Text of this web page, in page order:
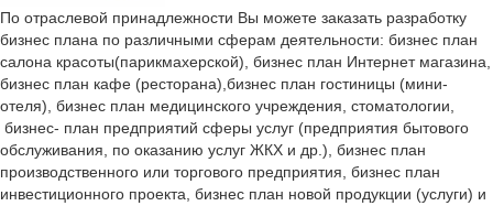
По отраслевой принадлежности Вы можете заказать разработку
бизнес плана по различными сферам деятельности: бизнес план
салона красоты(парикмахерской), бизнес план Интернет магазина,
бизнес план кафе (ресторана),бизнес план гостиницы (мини-
отеля), бизнес план медицинского учреждения, стоматологии,
бизнес- план предприятий сферы услуг (предприятия бытового
обслуживания, по оказанию услуг ЖКХ и др.), бизнес план
производственного или торгового предприятия, бизнес план
инвестиционного проекта, бизнес план новой продукции (услуги) и